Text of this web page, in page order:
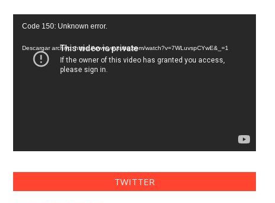
Reproductor
vídeo
Code 150: Unknown error.
Descargar archivo: https://www.youtube.com/watch?v=7WLuvspCYwE&_=1
TWITTER